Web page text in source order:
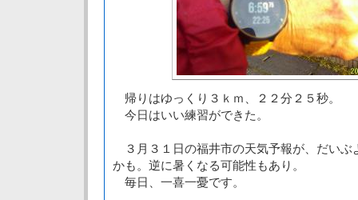
帰りはゆっくり３ｋｍ、２２分２５秒。
今日はいい練習ができた。
３月３１日の福井市の天気予報が、だいぶ
かも。逆に暑くなる可能性もあり。
毎日、一喜一憂です。